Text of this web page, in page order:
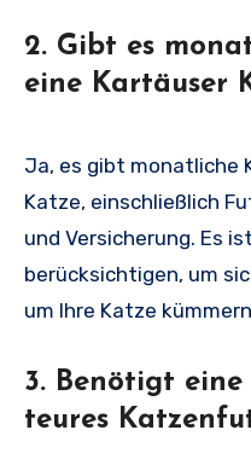
2. Gibt es
eine Kartäuser
Ja, es gibt monatliche
Katze, einschließlich
und Versicherung. Es
berücksichtigen, um
um Ihre Katze
3. Benötigt
teures